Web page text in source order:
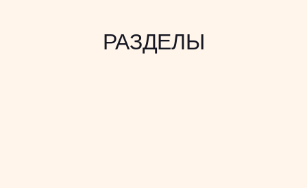
РАЗДЕЛЫ